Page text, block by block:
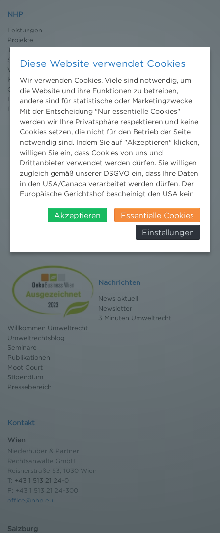
NHP
Leistungen
Projekte
Team
Standorte
Wissenschaft
Karriere
Ombudsstelle
Impressum
Datenschutzerklärung
Nachrichten
News aktuell
Newsletter
3 Minuten Umweltrecht
Willkommen Umweltrecht
Umweltrechtsblog
Seminare
Publikationen
Moot Court
Stipendium
Pressebereich
Kontakt
Wien
Niederhuber & Partner
Rechtsanwälte GmbH
Reisnerstraße 53, 1030 Wien
T: +43 1 513 21 24-0
F: +43 1 513 21 24-300
office@nhp.eu
Salzburg
Diese Website verwendet Cookies
Wir verwenden Cookies. Viele sind notwendig, um
die Website und ihre Funktionen zu betreiben,
andere sind für statistische oder Marketingzwecke.
Mit der Entscheidung "Nur essentielle Cookies"
werden wir Ihre Privatsphäre respektieren und keine
Cookies setzen, die nicht für den Betrieb der Seite
notwendig sind. Indem Sie auf "Akzeptieren" klicken,
willigen Sie ein, dass Cookies von uns und
Drittanbieter verwendet werden dürfen. Sie willigen
zugleich gemäß unserer DSGVO ein, dass Ihre Daten
in den USA/Canada verarbeitet werden dürfen. Der
Europäische Gerichtshof bescheinigt den USA kein
insbesondere das Risiko, dass ihre Daten durch US-
Behörden, zu Kontroll- und zu
Überwachungszwecken, verarbeitet werden und
werden können. Zudem finden Sie am
Bildschirmrand ein Cookie-Icon wo Sie jederzeit Ihre
Einwilligung widerrufen und Widerspruch ausüben.
Weitere Infomationen finden Sie hier:
Datenschutzerklärung
Akzeptieren
Essentielle Cookies
Einstellungen